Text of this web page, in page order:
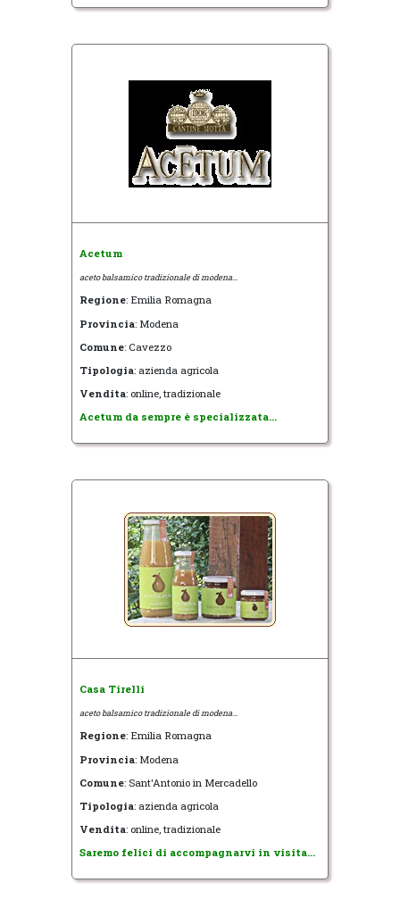
Acetum
aceto balsamico tradizionale di modena...
Regione: Emilia Romagna
Provincia: Modena
Comune: Cavezzo
Tipologia: azienda agricola
Vendita: online, tradizionale
Acetum da sempre è specializzata...
Casa Tirelli
aceto balsamico tradizionale di modena...
Regione: Emilia Romagna
Provincia: Modena
Comune: Sant'Antonio in Mercadello
Tipologia: azienda agricola
Vendita: online, tradizionale
Saremo felici di accompagnarvi in visita...